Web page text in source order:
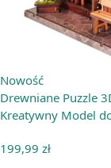
Nowość
Drewniane Puzzle
Kreatywny Model
199,99 zł